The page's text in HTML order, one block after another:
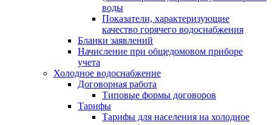
воды
Показатели, характеризующие
качество горячего водоснабжения
Бланки заявлений
Начисление при общедомовом приборе
учета
Холодное водоснабжение
Договорная работа
Типовые формы договоров
Тарифы
Тарифы для населения на холодное